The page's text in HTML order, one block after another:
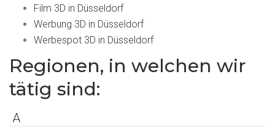
Film 3D in Düsseldorf
Werbung 3D in Düsseldorf
Werbespot 3D in Düsseldorf
Regionen, in welchen wir
tätig sind:
A